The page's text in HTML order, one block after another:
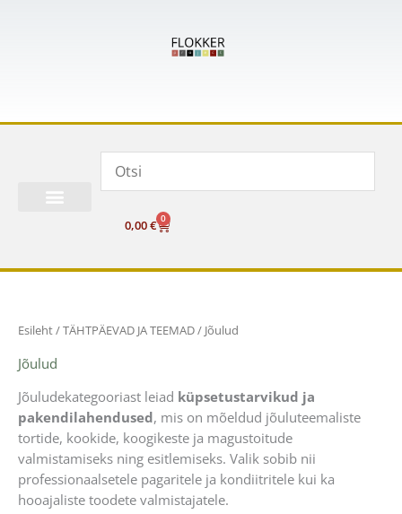
0,00€ 0
Cart
Esileht/TÄHTPÄEVAD JA TEEMAD/ Jõulud
Jõulud
Jõuludekategooriast leiad küpsetustarvikud ja
pakendilahendused, mis on mõeldud jõuluteemaliste
tortide, kookide, koogikeste ja magustoitude
valmistamiseks ning esitlemiseks. Valik sobib nii
professionaalsetele pagaritele ja kondiitritele kui ka
hooajaliste toodete valmistajatele.